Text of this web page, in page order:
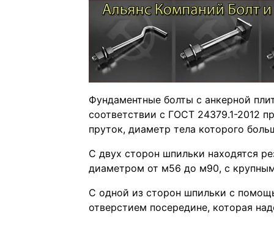
Фундаментные болты с анкерной
соответствии с ГОСТ 24379.1-2012
пруток, диаметр тела которого
С двух сторон шпильки находятся
диаметром от м56 до м90, с
С одной из сторон шпильки с
отверстием посередине, которая